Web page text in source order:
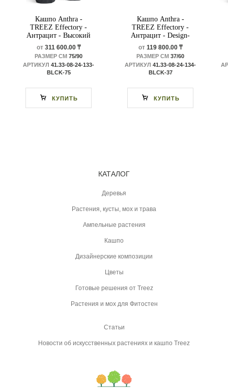
Кашпо Anthra -
TREEZ Effectory -
Антрацит - Высокий
Design-многогранник
от311 600.00 ₸
РАЗМЕР СМ 75/90
АРТИКУЛ 41.33-08-24-133-
BLCK-75
КУПИТЬ
Кашпо Anthra -
TREEZ Effectory -
Антрацит - Design-
многогранник
от119 800.00 ₸
РАЗМЕР СМ 37/60
АРТИКУЛ 41.33-08-24-134-
BLCK-37
КУПИТЬ
КАТАЛОГ
Деревья
Растения, кусты, мох и трава
Ампельные растения
Кашпо
Дизайнерские композиции
Цветы
Готовые решения от Treez
Растения и мох для Фитостен
Статьи
Новости об искусственных растениях и кашпо Treez